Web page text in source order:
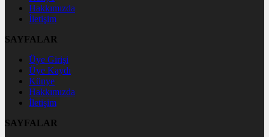
Hakkımızda
İletişim
SAYFALAR
Üye Girişi
Üye Kaydı
Künye
Hakkımızda
İletişim
SAYFALAR